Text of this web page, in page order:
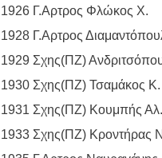
1926 Γ.Αρτρος Φλώκος Χ.
1928 Γ.Αρτρος
1929 Σχης(ΠΖ)
1930 Σχης(ΠΖ) Τσαμάκος Κ.
1931 Σχης(ΠΖ) Κουμπής
1933 Σχης(ΠΖ) Κροντήρας